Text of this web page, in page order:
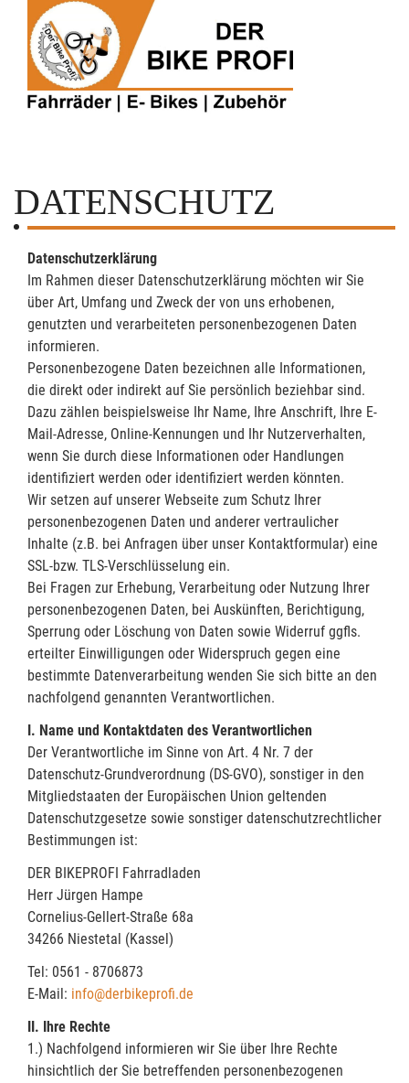
DATENSCHUTZ
Datenschutzerklärung
Im Rahmen dieser Datenschutzerklärung möchten wir Sie
über Art, Umfang und Zweck der von uns erhobenen,
genutzten und verarbeiteten personenbezogenen Daten
informieren.
Personenbezogene Daten bezeichnen alle Informationen,
die direkt oder indirekt auf Sie persönlich beziehbar sind.
Dazu zählen beispielsweise Ihr Name, Ihre Anschrift, Ihre E-
Mail-Adresse, Online-Kennungen und Ihr Nutzerverhalten,
wenn Sie durch diese Informationen oder Handlungen
identifiziert werden oder identifiziert werden könnten.
Wir setzen auf unserer Webseite zum Schutz Ihrer
personenbezogenen Daten und anderer vertraulicher
Inhalte (z.B. bei Anfragen über unser Kontaktformular) eine
SSL-bzw. TLS-Verschlüsselung ein.
Bei Fragen zur Erhebung, Verarbeitung oder Nutzung Ihrer
personenbezogenen Daten, bei Auskünften, Berichtigung,
Sperrung oder Löschung von Daten sowie Widerruf ggfls.
erteilter Einwilligungen oder Widerspruch gegen eine
bestimmte Datenverarbeitung wenden Sie sich bitte an den
nachfolgend genannten Verantwortlichen.
I. Name und Kontaktdaten des Verantwortlichen
Der Verantwortliche im Sinne von Art. 4 Nr. 7 der
Datenschutz-Grundverordnung (DS-GVO), sonstiger in den
Mitgliedstaaten der Europäischen Union geltenden
Datenschutzgesetze sowie sonstiger datenschutzrechtlicher
Bestimmungen ist:
DER BIKEPROFI Fahrradladen
Herr Jürgen Hampe
Cornelius-Gellert-Straße 68a
34266 Niestetal (Kassel)
Tel: 0561 - 8706873
E-Mail: info@derbikeprofi.de
II. Ihre Rechte
1.) Nachfolgend informieren wir Sie über Ihre Rechte
hinsichtlich der Sie betreffenden personenbezogenen